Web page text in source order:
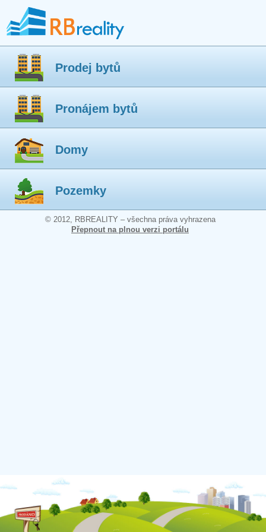
Prodej bytů
Pronájem bytů
Domy
Pozemky
© 2012, RBREALITY – všechna práva vyhrazena
Přepnout na plnou verzi portálu